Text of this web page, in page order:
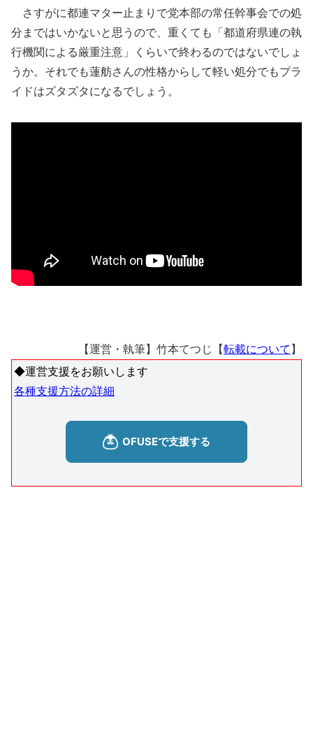
さすがに都連マター止まりで党本部の常任幹事会での処
分まではいかないと思うので、重くても「都道府県連の執
行機関による厳重注意」くらいで終わるのではないでしょ
うか。それでも蓮舫さんの性格からして軽い処分でもプラ
イドはズタズタになるでしょう。
【運営・執筆】竹本てつじ【転載について 】
◆運営支援をお願いします
各種支援方法の詳細